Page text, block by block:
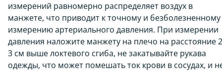
измерений равномерно распределяет воздух в
манжете, что приводит к точному и безболезненному
измерению артериального давления. При измерении
давления наложите манжету на плечо на расстояние
3 см выше локтевого сгиба, не закатывайте рукава
одежды, что может помешать ток крови в сосудах, и